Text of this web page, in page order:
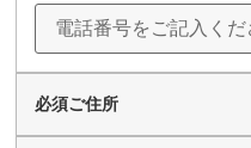
必須ご住所